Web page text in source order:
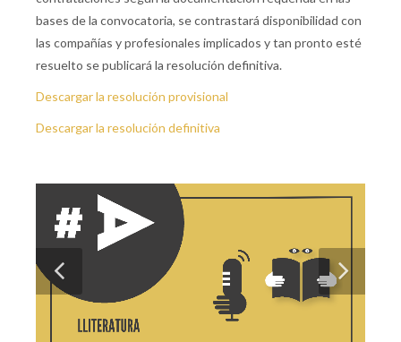
bases de la convocatoria, se contrastará disponibilidad con
las compañías y profesionales implicados y tan pronto esté
resuelto se publicará la resolución definitiva.
Descargar la resolución provisional
Descargar la resolución definitiva